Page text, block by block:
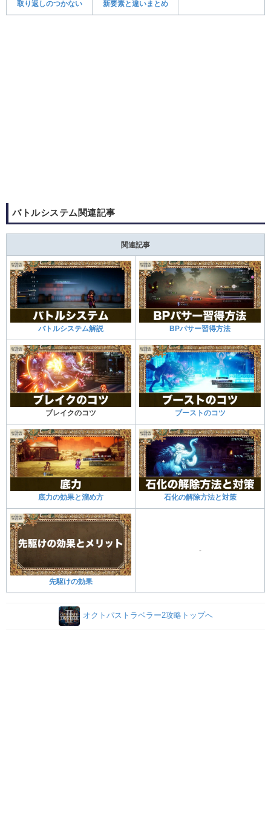
取り返しのつかない 新要素と違いまとめ
バトルシステム関連記事
関連記事
バトルシステム解説 BPパサー習得方法
ブレイクのコツ ブーストのコツ
底力の効果と溜め方 石化の解除方法と対策
先駆けの効果
-
オクトパストラベラー2攻略トップへ